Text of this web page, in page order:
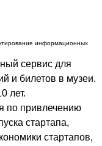
информационных
сервис для
и билетов в музеи.
лет.
по привлечению
стартапа,
стартапов,